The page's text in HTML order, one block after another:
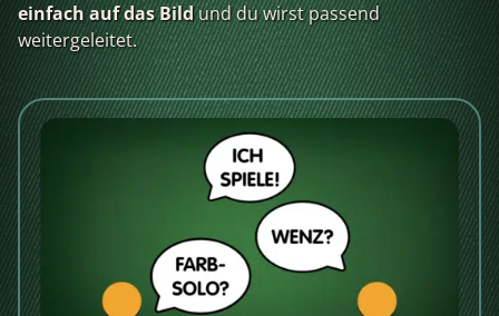
einfach auf das Bildund du wirst passend
weitergeleitet.